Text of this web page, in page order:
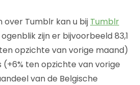
Tumblr kan u bij Tumblr
zijn er bijvoorbeeld 83,1
opzichte van vorige maand)
(+6% ten opzichte van vorige
van de Belgische